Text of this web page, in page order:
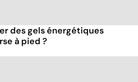
des gels énergétiques
à pied ?